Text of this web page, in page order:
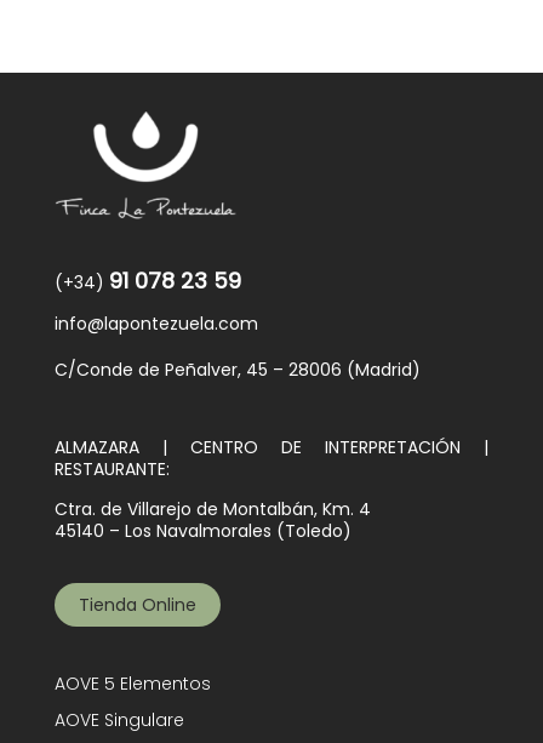
(+34) 91 078 23 59
info@lapontezuela.com
C/Conde de Peñalver, 45 – 28006 (Madrid)
ALMAZARA | CENTRO DE INTERPRETACIÓN |
RESTAURANTE:
Ctra. de Villarejo de Montalbán, Km. 4
45140 – Los Navalmorales (Toledo)
Tienda Online
AOVE 5 Elementos
AOVE Singulare